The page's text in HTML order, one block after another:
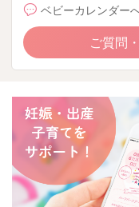
ベビーカレンダー
ご質問